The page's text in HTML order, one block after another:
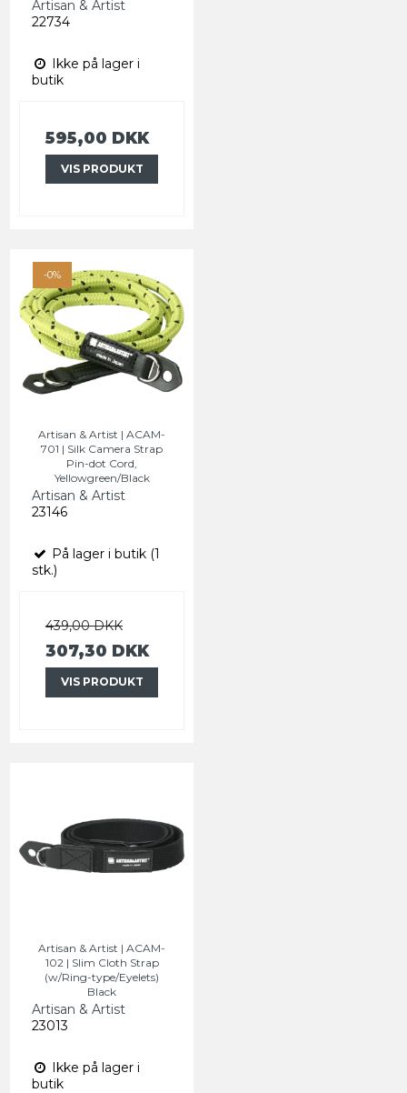
Artisan & Artist
22734
Ikke på lager i
butik
595,00 DKK
VIS PRODUKT
-0%
Artisan & Artist | ACAM-
701 | Silk Camera Strap
Pin-dot Cord,
Yellowgreen/Black
Artisan & Artist
23146
På lager i butik (1
stk.)
439,00 DKK
307,30 DKK
VIS PRODUKT
Artisan & Artist | ACAM-
102 | Slim Cloth Strap
(w/Ring-type/Eyelets)
Black
Artisan & Artist
23013
Ikke på lager i
butik